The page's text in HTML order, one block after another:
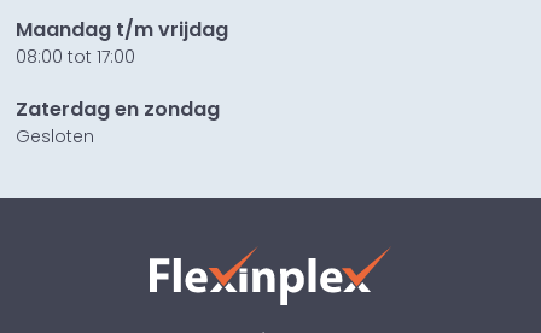
Maandag t/m vrijdag
08:00 tot 17:00
Zaterdag en zondag
Gesloten